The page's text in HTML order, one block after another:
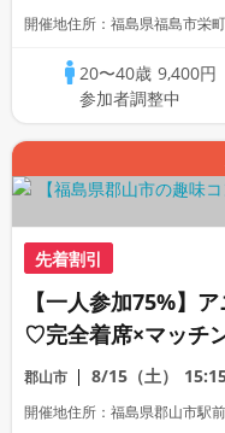
開催地住所：福島県福島市栄
20〜40歳 9,400円
参加者調整中
先着割引
【一人参加75%】
♡完全着席×マッチ
コン
郡山市 8/15（土）
開催地住所：福島県郡山市駅